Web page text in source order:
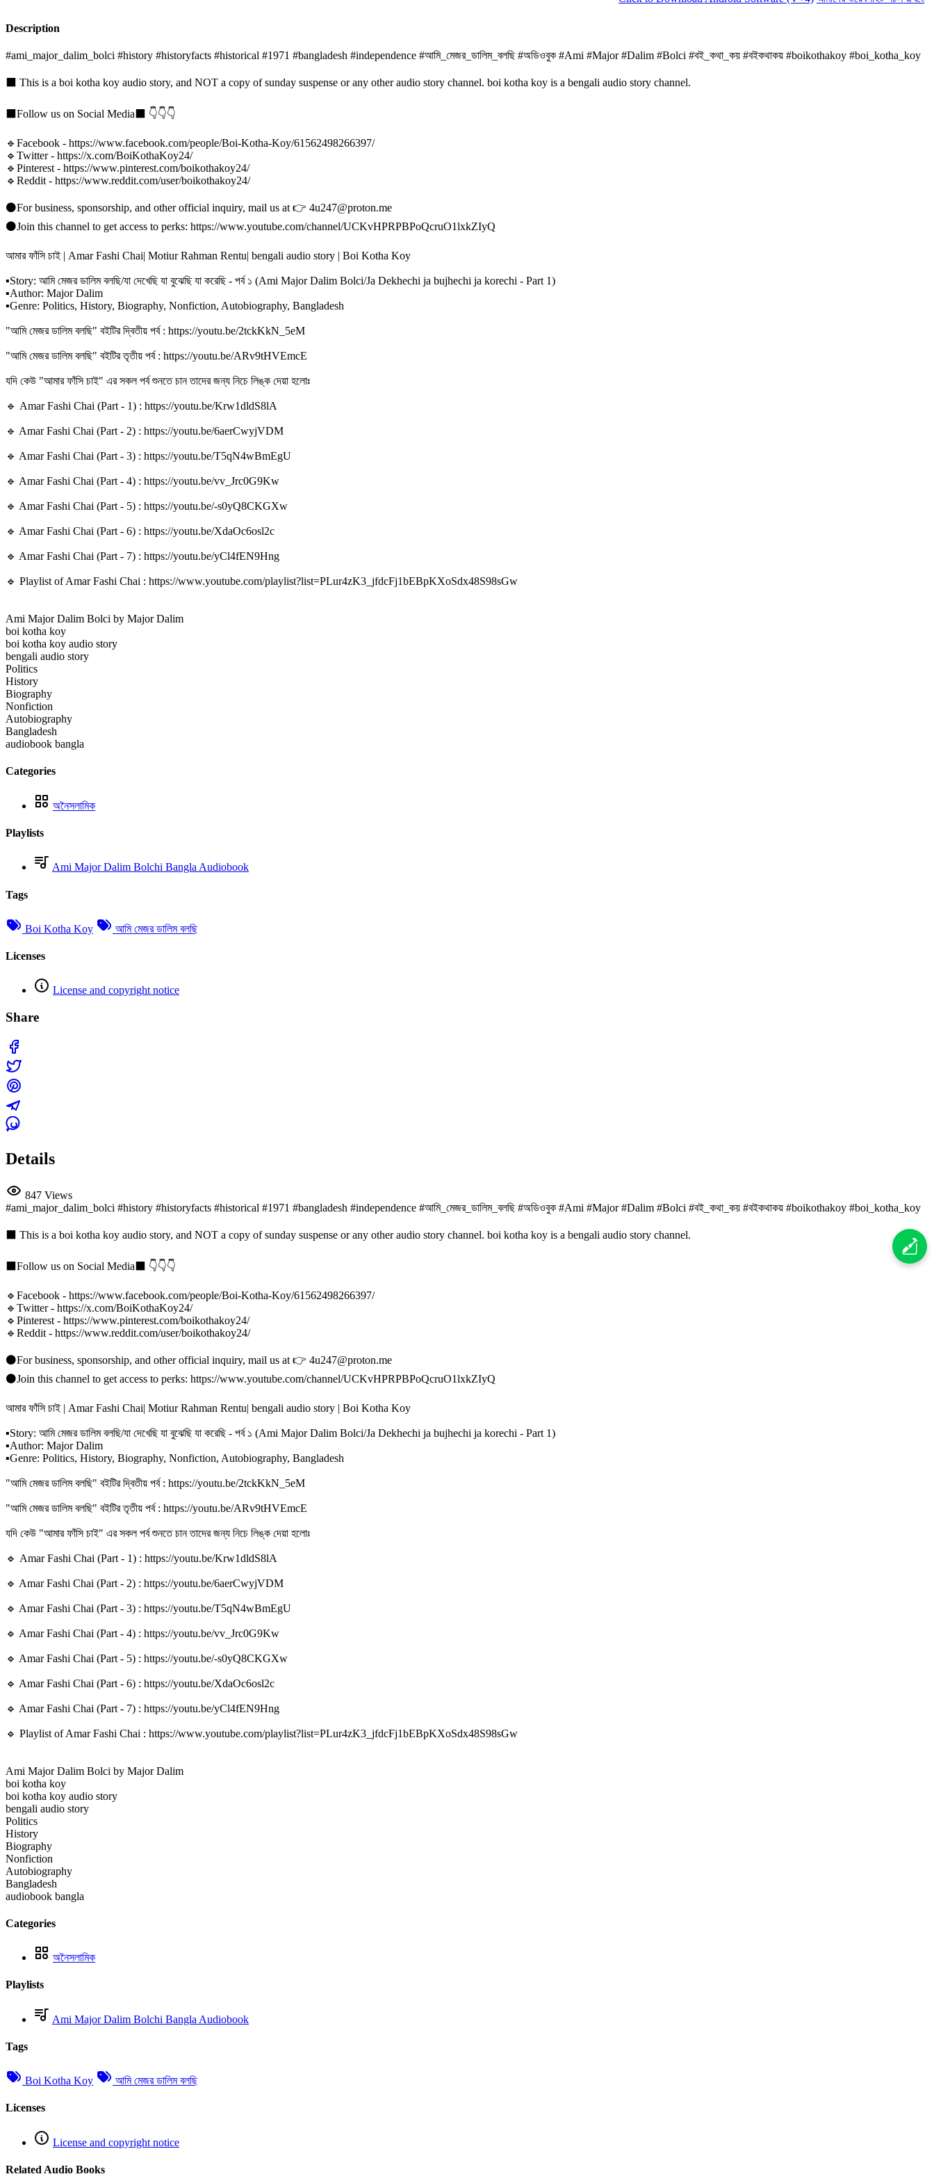
Description
#ami_major_dalim_bolci #history #historyfacts #historical #1971 #bangladesh #independence #আমি_মেজর_ডালিম_বলছি #অডিওবুক #Ami #Major #Dalim #Bolci #বই_কথা_কয় #বইকথাকয় #boikothakoy #boi_kotha_koy
⬛ This is a boi kotha koy audio story, and NOT a copy of sunday suspense or any other audio story channel. boi kotha koy is a bengali audio story channel.
⬛Follow us on Social Media⬛ 👇👇👇
🔹Facebook - https://www.facebook.com/people/Boi-Kotha-Koy/61562498266397/
🔹Twitter - https://x.com/BoiKothaKoy24/
🔹Pinterest - https://www.pinterest.com/boikothakoy24/
🔹Reddit - https://www.reddit.com/user/boikothakoy24/
⚫For business, sponsorship, and other official inquiry, mail us at 👉 4u247@proton.me
⚫Join this channel to get access to perks: https://www.youtube.com/channel/UCKvHPRPBPoQcruO1lxkZIyQ
আমার ফাঁসি চাই | Amar Fashi Chai| Motiur Rahman Rentu| bengali audio story | Boi Kotha Koy
▪Story: আমি মেজর ডালিম বলছি/যা দেখেছি যা বুঝেছি যা করেছি - পর্ব ১ (Ami Major Dalim Bolci/Ja Dekhechi ja bujhechi ja korechi - Part 1)
▪Author: Major Dalim
▪Genre: Politics, History, Biography, Nonfiction, Autobiography, Bangladesh
"আমি মেজর ডালিম বলছি" বইটির দ্বিতীয় পর্ব : https://youtu.be/2tckKkN_5eM
"আমি মেজর ডালিম বলছি" বইটির তৃতীয় পর্ব : https://youtu.be/ARv9tHVEmcE
যদি কেউ "আমার ফাঁসি চাই" এর সকল পর্ব শুনতে চান তাদের জন্য নিচে লিঙ্ক দেয়া হলোঃ
🔹 Amar Fashi Chai (Part - 1) : https://youtu.be/Krw1dldS8lA
🔹 Amar Fashi Chai (Part - 2) : https://youtu.be/6aerCwyjVDM
🔹 Amar Fashi Chai (Part - 3) : https://youtu.be/T5qN4wBmEgU
🔹 Amar Fashi Chai (Part - 4) : https://youtu.be/vv_Jrc0G9Kw
🔹 Amar Fashi Chai (Part - 5) : https://youtu.be/-s0yQ8CKGXw
🔹 Amar Fashi Chai (Part - 6) : https://youtu.be/XdaOc6osl2c
🔹 Amar Fashi Chai (Part - 7) : https://youtu.be/yCl4fEN9Hng
🔹 Playlist of Amar Fashi Chai : https://www.youtube.com/playlist?list=PLur4zK3_jfdcFj1bEBpKXoSdx48S98sGw
Ami Major Dalim Bolci by Major Dalim
boi kotha koy
boi kotha koy audio story
bengali audio story
Politics
History
Biography
Nonfiction
Autobiography
Bangladesh
audiobook bangla
Categories
অনৈসলামিক
Playlists
Ami Major Dalim Bolchi Bangla Audiobook
Tags
Boi Kotha Koy আমি মেজর ডালিম বলছি
Licenses
License and copyright notice
Share
Details
847 Views
#ami_major_dalim_bolci #history #historyfacts #historical #1971 #bangladesh #independence #আমি_মেজর_ডালিম_বলছি #অডিওবুক #Ami #Major #Dalim #Bolci #বই_কথা_কয় #বইকথাকয় #boikothakoy #boi_kotha_koy
⬛ This is a boi kotha koy audio story, and NOT a copy of sunday suspense or any other audio story channel. boi kotha koy is a bengali audio story channel.
⬛Follow us on Social Media⬛ 👇👇👇
🔹Facebook - https://www.facebook.com/people/Boi-Kotha-Koy/61562498266397/
🔹Twitter - https://x.com/BoiKothaKoy24/
🔹Pinterest - https://www.pinterest.com/boikothakoy24/
🔹Reddit - https://www.reddit.com/user/boikothakoy24/
⚫For business, sponsorship, and other official inquiry, mail us at 👉 4u247@proton.me
⚫Join this channel to get access to perks: https://www.youtube.com/channel/UCKvHPRPBPoQcruO1lxkZIyQ
আমার ফাঁসি চাই | Amar Fashi Chai| Motiur Rahman Rentu| bengali audio story | Boi Kotha Koy
▪Story: আমি মেজর ডালিম বলছি/যা দেখেছি যা বুঝেছি যা করেছি - পর্ব ১ (Ami Major Dalim Bolci/Ja Dekhechi ja bujhechi ja korechi - Part 1)
▪Author: Major Dalim
▪Genre: Politics, History, Biography, Nonfiction, Autobiography, Bangladesh
"আমি মেজর ডালিম বলছি" বইটির দ্বিতীয় পর্ব : https://youtu.be/2tckKkN_5eM
"আমি মেজর ডালিম বলছি" বইটির তৃতীয় পর্ব : https://youtu.be/ARv9tHVEmcE
যদি কেউ "আমার ফাঁসি চাই" এর সকল পর্ব শুনতে চান তাদের জন্য নিচে লিঙ্ক দেয়া হলোঃ
🔹 Amar Fashi Chai (Part - 1) : https://youtu.be/Krw1dldS8lA
🔹 Amar Fashi Chai (Part - 2) : https://youtu.be/6aerCwyjVDM
🔹 Amar Fashi Chai (Part - 3) : https://youtu.be/T5qN4wBmEgU
🔹 Amar Fashi Chai (Part - 4) : https://youtu.be/vv_Jrc0G9Kw
🔹 Amar Fashi Chai (Part - 5) : https://youtu.be/-s0yQ8CKGXw
🔹 Amar Fashi Chai (Part - 6) : https://youtu.be/XdaOc6osl2c
🔹 Amar Fashi Chai (Part - 7) : https://youtu.be/yCl4fEN9Hng
🔹 Playlist of Amar Fashi Chai : https://www.youtube.com/playlist?list=PLur4zK3_jfdcFj1bEBpKXoSdx48S98sGw
Ami Major Dalim Bolci by Major Dalim
boi kotha koy
boi kotha koy audio story
bengali audio story
Politics
History
Biography
Nonfiction
Autobiography
Bangladesh
audiobook bangla
Categories
অনৈসলামিক
Playlists
Ami Major Dalim Bolchi Bangla Audiobook
Tags
Boi Kotha Koy আমি মেজর ডালিম বলছি
Licenses
License and copyright notice
Related Audio Books